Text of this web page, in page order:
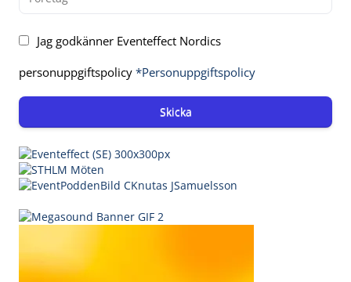
Jag godkänner Eventeffect Nordics
personuppgiftspolicy *Personuppgiftspolicy
Skicka